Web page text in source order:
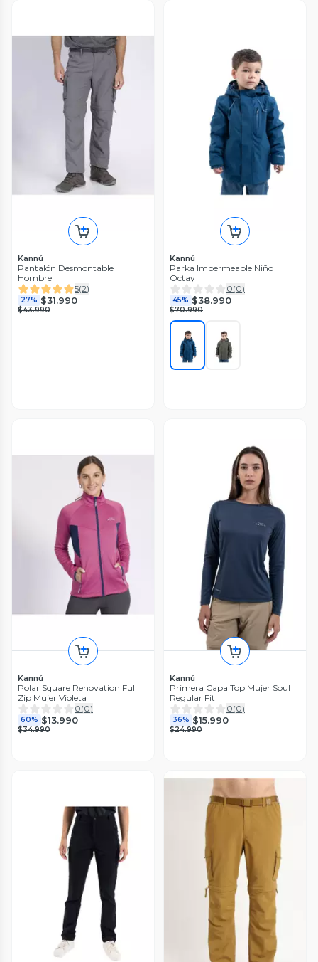
Kannú
Pantalón Desmontable
Hombre
5(2)
27% $31.990
$43.990
Kannú
Parka Impermeable Niño
Octay
0(0)
45% $38.990
$70.990
Kannú
Polar Square Renovation Full
Zip Mujer Violeta
0(0)
60% $13.990
$34.990
Kannú
Primera Capa Top Mujer Soul
Regular Fit
0(0)
36% $15.990
$24.990